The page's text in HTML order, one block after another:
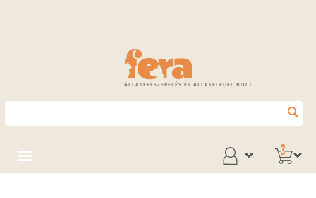
ÁLLATFELSZERELÉS ÉS ÁLLATELEDEL BOLT
0